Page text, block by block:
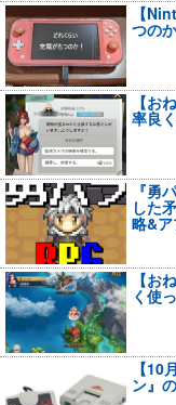
【
つの
【お
率良
『勇
した
略&ア
【お
く使
【10
ン』